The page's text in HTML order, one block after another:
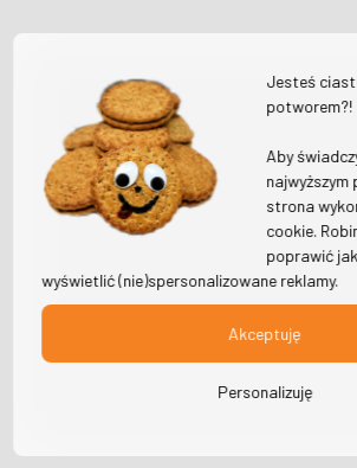
Jesteś
potworem?!
Aby
najwyższym
strona
cookie.
poprawić
wyświetlić (nie)spersonalizowane reklamy.
Akceptuję
Personalizuję